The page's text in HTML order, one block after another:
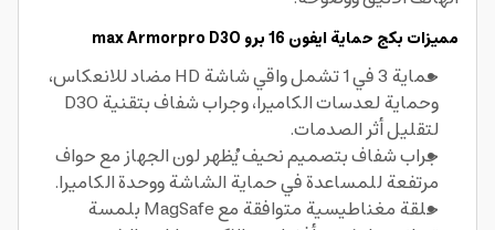
مميزات بكج حماية ايفون 16 برو max Armorpro D3O
حماية 3 في 1 تشمل واقي شاشة HD مضاد للانعكاس،
وحماية لعدسات الكاميرا، وجراب شفاف بتقنية D3O
لتقليل أثر الصدمات.
جراب شفاف بتصميم نحيف يُظهر لون الجهاز مع حواف
مرتفعة للمساعدة في حماية الشاشة ووحدة الكاميرا.
حلقة مغناطيسية متوافقة مع MagSafe بلمسة